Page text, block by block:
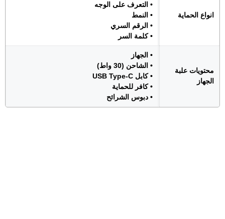
انواع الحماية
• التعرف على الوجه
• النمط
• الرقم السري
• كلمة السر
محتويات علبة
الجهاز
• الجهاز
• الشاحن (30 واط)
• كابل USB Type-C
• كافر للحماية
• دبوس الشرائح